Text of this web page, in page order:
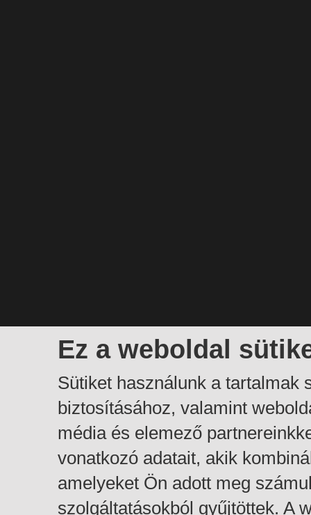
Ez a weboldal
Sütiket használunk a tartalmak
biztosításához, valamint
média és elemező
vonatkozó adatait, akik
amelyeket Ön adott meg
szolgáltatásokból gyűjtöttek. A